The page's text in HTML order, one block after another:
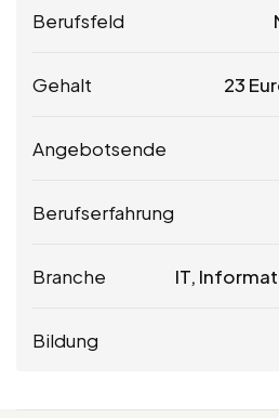
Berufsfeld
Gehalt 23
Angebotsende
Berufserfahrung
Branche IT,
Bildung